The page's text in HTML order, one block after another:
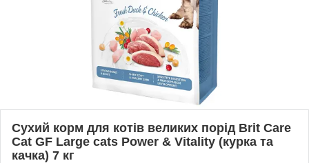
Сухий корм для котів великих порід Brit Care
Cat GF Large cats Power & Vitality (курка та
качка) 7 кг